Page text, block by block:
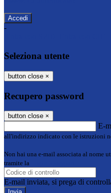
-
Seleziona utente
button close ×
Recupero password
button close ×
E-
all'indirizzo indicato con le istruzioni
Non hai una e-mail associata al nome
tramite la
E-mail inviata, si prega di